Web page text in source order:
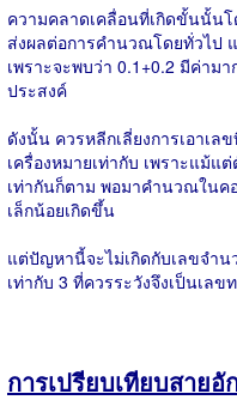
ความคลาดเคลื่อนที่เกิดขั้นนั้น
ส่งผลต่อการคำนวณโดยทั่วไป
เพราะจะพบว่า 0.1+0.2 มีค่าม
ประสงค์
ดังนั้น ควรหลีกเลี่ยงการเอาเล
เครื่องหมายเท่ากับ เพราะแม้
เท่ากันก็ตาม พอมาคำนวณในค
เล็กน้อยเกิดขึ้น
แต่ปัญหานี้จะไม่เกิดกับเลขจำน
เท่ากับ 3 ที่ควรระวังจึงเป็นเล
การเปรียบเทียบสายอั